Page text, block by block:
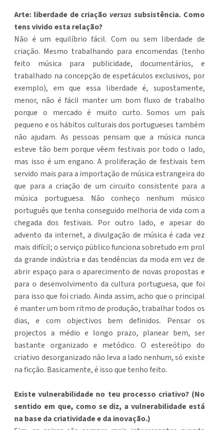
Arte: liberdade de criação versus subsistência. Como
tens vivido esta relação?
Não é um equilíbrio fácil. Com ou sem liberdade de
criação. Mesmo trabalhando para encomendas (tenho
feito música para publicidade, documentários, e
trabalhado na concepção de espetáculos exclusivos, por
exemplo), em que essa liberdade é, supostamente,
menor, não é fácil manter um bom fluxo de trabalho
porque o mercado é muito curto. Somos um país
pequeno e os hábitos culturais dos portugueses também
não ajudam. As pessoas pensam que a música nunca
esteve tão bem porque vêem festivais por todo o lado,
mas isso é um engano. A proliferação de festivais tem
servido mais para a importação de música estrangeira do
que para a criação de um circuito consistente para a
música portuguesa. Não conheço nenhum músico
português que tenha conseguido melhoria de vida com a
chegada dos festivais. Por outro lado, e apesar do
advento da internet, a divulgação de música é cada vez
mais difícil; o serviço público funciona sobretudo em prol
da grande indústria e das tendências da moda em vez de
abrir espaço para o aparecimento de novas propostas e
para o desenvolvimento da cultura portuguesa, que foi
para isso que foi criado. Ainda assim, acho que o principal
é manter um bom ritmo de produção, trabalhar todos os
dias, e com objectivos bem definidos. Pensar os
projectos a médio e longo prazo, planear bem, ser
bastante organizado e metódico. O estereótipo do
criativo desorganizado não leva a lado nenhum, só existe
na ficção. Basicamente, é isso que tenho feito.
Existe vulnerabilidade no teu processo criativo? (No
sentido em que, como se diz, a vulnerabilidade está
na base da criatividade e da inovação.)